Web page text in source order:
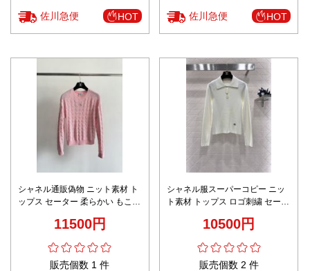
佐川急便 HOT 佐川急便 HOT
シャネル通販偽物 ニット素材 ト
ップス セーター 柔らかい もこも
11500円
販売個数 1 件
シャネル服スーパーコピー ニッ
ト素材 トップス ロゴ刺繍 セータ
10500円
販売個数 2 件